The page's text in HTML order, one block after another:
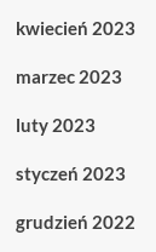
kwiecień 2023
marzec 2023
luty 2023
styczeń 2023
grudzień 2022